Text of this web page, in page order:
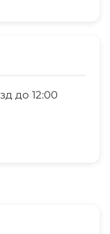
до 12:00